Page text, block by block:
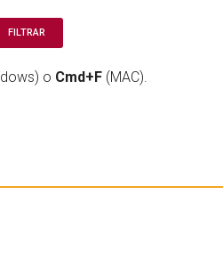
o Cmd+F(MAC).